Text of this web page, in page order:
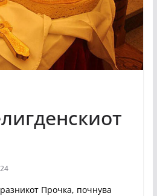
Прочка, почнува